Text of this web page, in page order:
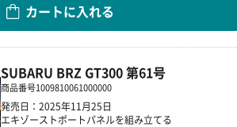
カートに入れる
SUBARU BRZ GT300 第61号
商品番号1009810061000000
発売日：2025年11月25日
エキゾーストポートパネルを組み立てる